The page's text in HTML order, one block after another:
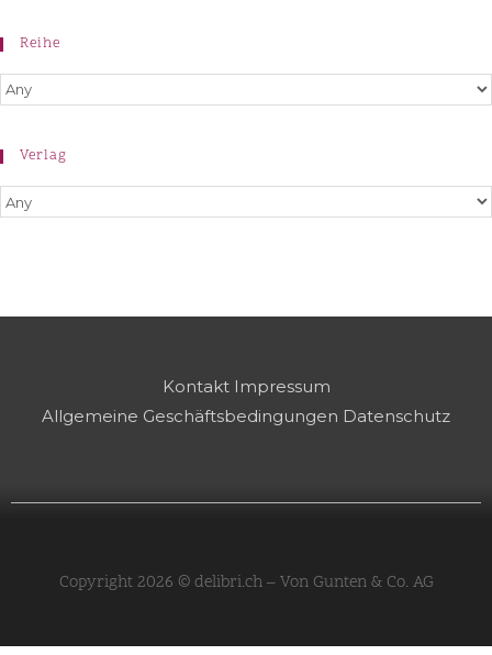
Reihe
Verlag
Kontakt Impressum
Allgemeine Geschäftsbedingungen Datenschutz
Copyright 2026 © delibri.ch – Von Gunten & Co. AG